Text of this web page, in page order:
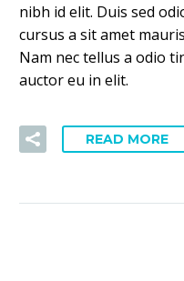
nibh id elit. Duis sed
cursus a sit amet
Nam nec tellus a odio
auctor eu in elit.
READ MORE